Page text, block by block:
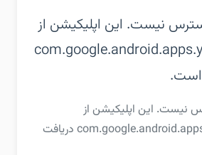
نیست. این اپلیکیشن از
نیست. این اپلیکیشن از
com.google.android.apps.youtube.shares دریافت